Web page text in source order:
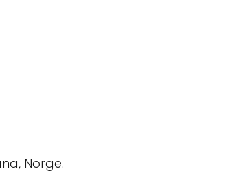
Norge.